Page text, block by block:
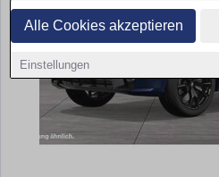
Alle Cookies akzeptieren
Einstellungen